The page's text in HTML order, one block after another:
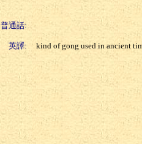
普通話:
英譯: kind of gong used in ancient